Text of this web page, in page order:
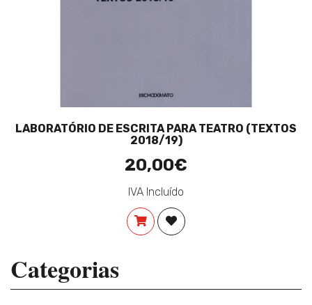
LABORATÓRIO DE ESCRITA PARA TEATRO (TEXTOS
2018/19)
20,00€
IVA Incluído
COMPRARADICIONAR À LISTA DE
Categorias